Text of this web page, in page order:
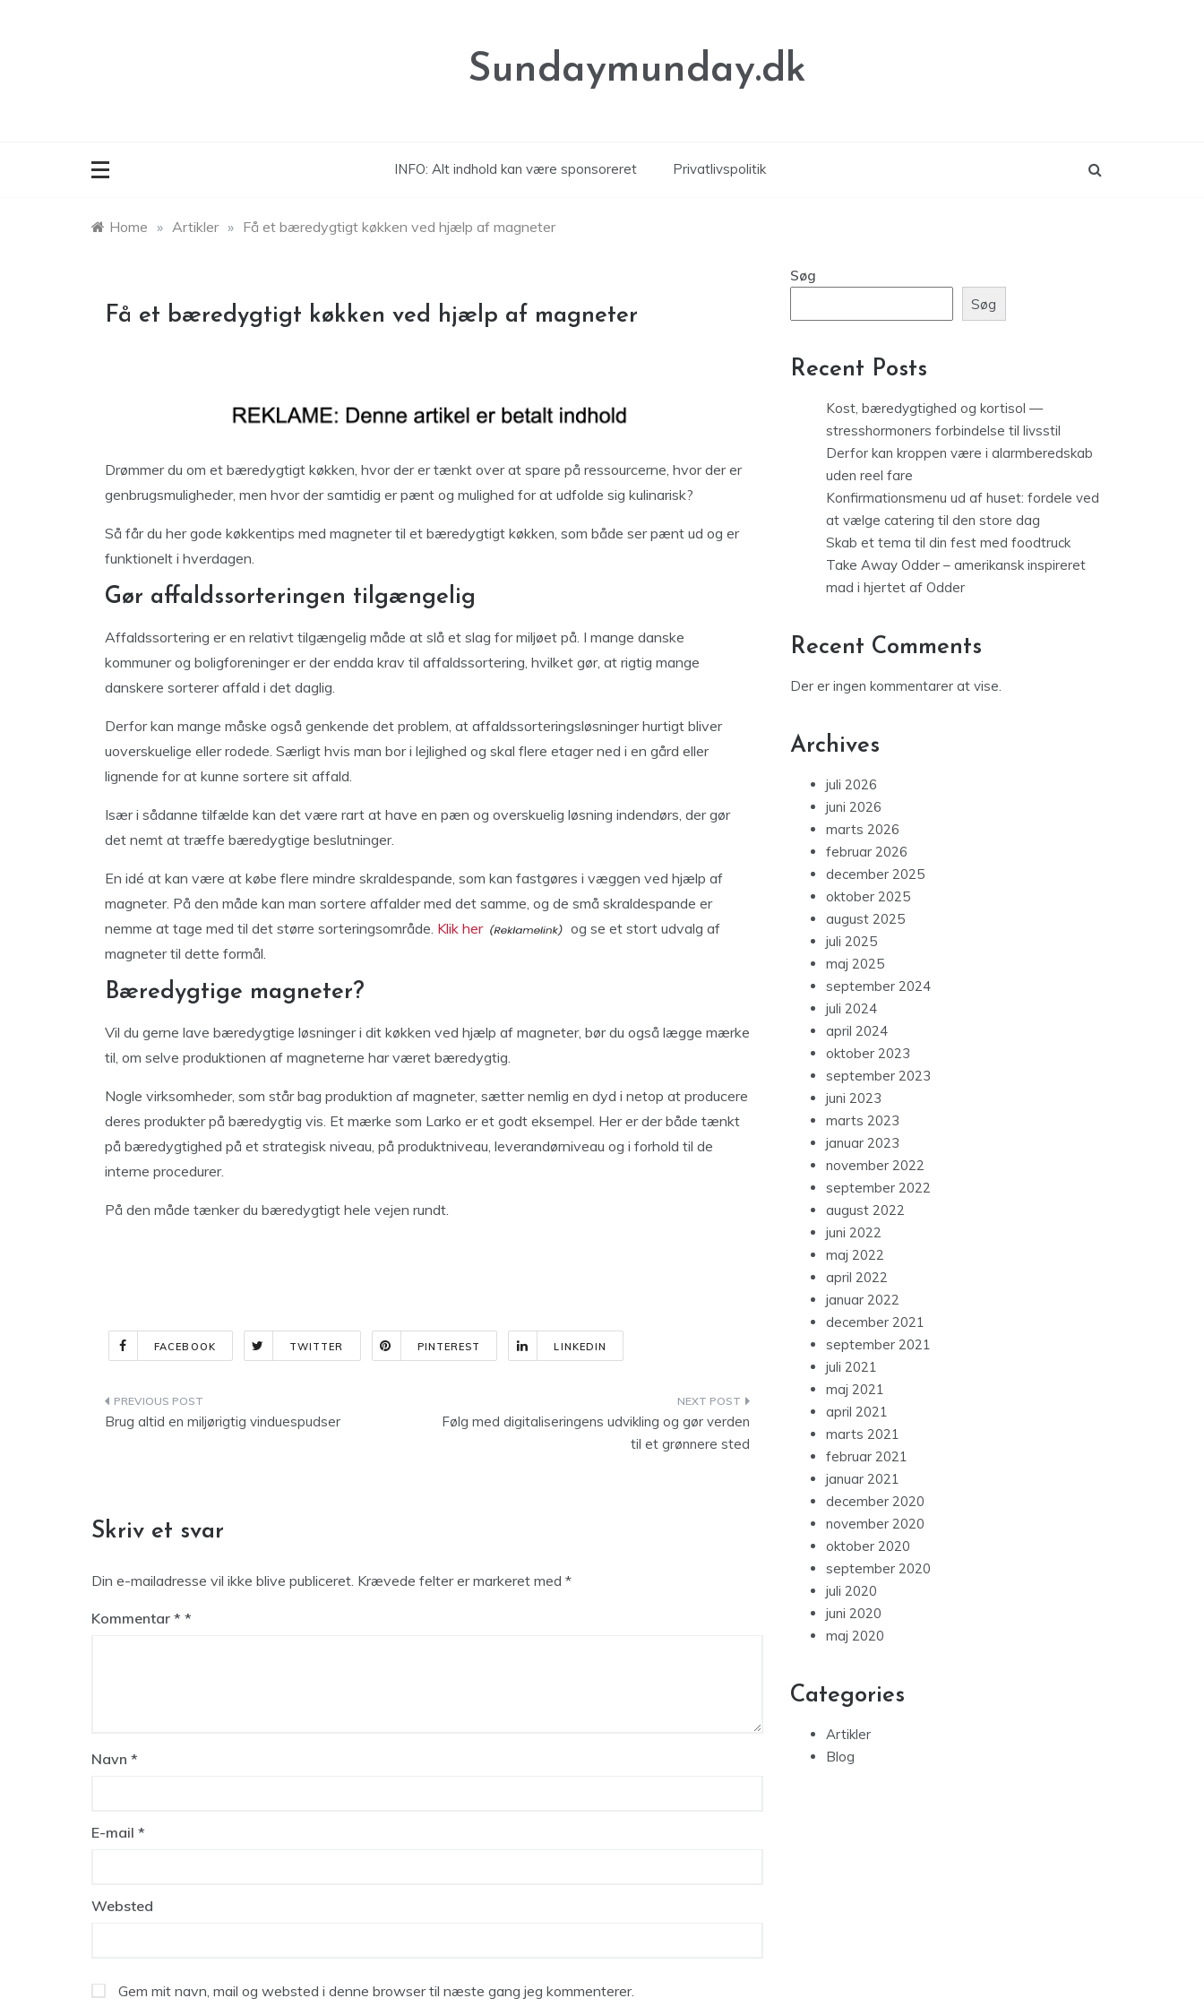
Sundaymunday.dk
INFO: Alt indhold kan være sponsoreret Privatlivspolitik
Home » Artikler » Få et bæredygtigt køkken ved hjælp af magneter
Få et bæredygtigt køkken ved hjælp af magneter
Drømmer du om et bæredygtigt køkken, hvor der er tænkt over at spare på ressourcerne, hvor der er
genbrugsmuligheder, men hvor der samtidig er pænt og mulighed for at udfolde sig kulinarisk?
Så får du her gode køkkentips med magneter til et bæredygtigt køkken, som både ser pænt ud og er
funktionelt i hverdagen.
Gør affaldssorteringen tilgængelig
Affaldssortering er en relativt tilgængelig måde at slå et slag for miljøet på. I mange danske
kommuner og boligforeninger er der endda krav til affaldssortering, hvilket gør, at rigtig mange
danskere sorterer affald i det daglig.
Derfor kan mange måske også genkende det problem, at affaldssorteringsløsninger hurtigt bliver
uoverskuelige eller rodede. Særligt hvis man bor i lejlighed og skal flere etager ned i en gård eller
lignende for at kunne sortere sit affald.
Især i sådanne tilfælde kan det være rart at have en pæn og overskuelig løsning indendørs, der gør
det nemt at træffe bæredygtige beslutninger.
En idé at kan være at købe flere mindre skraldespande, som kan fastgøres i væggen ved hjælp af
magneter. På den måde kan man sortere affalder med det samme, og de små skraldespande er
nemme at tage med til det større sorteringsområde. Klik her
og se et stort udvalg af
magneter til dette formål.
Bæredygtige magneter?
Vil du gerne lave bæredygtige løsninger i dit køkken ved hjælp af magneter, bør du også lægge mærke
til, om selve produktionen af magneterne har været bæredygtig.
Nogle virksomheder, som står bag produktion af magneter, sætter nemlig en dyd i netop at producere
deres produkter på bæredygtig vis. Et mærke som Larko er et godt eksempel. Her er der både tænkt
på bæredygtighed på et strategisk niveau, på produktniveau, leverandørniveau og i forhold til de
interne procedurer.
På den måde tænker du bæredygtigt hele vejen rundt.
FACEBOOK TWITTER PINTEREST LINKEDIN
Indlægsnavigation
Brug altid en miljørigtig vinduespudser
Følg med digitaliseringens udvikling og gør verden
til et grønnere sted
Skriv et svar
Din e-mailadresse vil ikke blive publiceret. Krævede felter er markeret med *
Kommentar *
Navn *
E-mail *
Websted
Gem mit navn, mail og websted i denne browser til næste gang jeg kommenterer.
Søg
Søg
Recent Posts
Kost, bæredygtighed og kortisol —
stresshormoners forbindelse til livsstil
Derfor kan kroppen være i alarmberedskab
uden reel fare
Konfirmationsmenu ud af huset: fordele ved
at vælge catering til den store dag
Skab et tema til din fest med foodtruck
Take Away Odder – amerikansk inspireret
mad i hjertet af Odder
Recent Comments
Der er ingen kommentarer at vise.
Archives
juli 2026
juni 2026
marts 2026
februar 2026
december 2025
oktober 2025
august 2025
juli 2025
maj 2025
september 2024
juli 2024
april 2024
oktober 2023
september 2023
juni 2023
marts 2023
januar 2023
november 2022
september 2022
august 2022
juni 2022
maj 2022
april 2022
januar 2022
december 2021
september 2021
juli 2021
maj 2021
april 2021
marts 2021
februar 2021
januar 2021
december 2020
november 2020
oktober 2020
september 2020
juli 2020
juni 2020
maj 2020
Categories
Artikler
Blog